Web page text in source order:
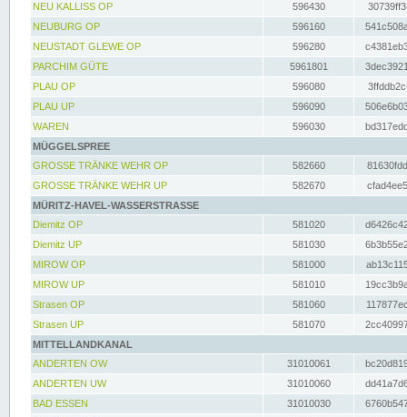
NEU KALLISS OP
596430
NEUBURG OP
596160
NEUSTADT GLEWE OP
596280
PARCHIM GÜTE
5961801
PLAU OP
596080
PLAU UP
596090
WAREN
596030
MÜGGELSPREE
GROSSE TRÄNKE WEHR OP
582660
GROSSE TRÄNKE WEHR UP
582670
MÜRITZ-HAVEL-WASSERSTRASSE
Diemitz OP
581020
Diemitz UP
581030
MIROW OP
581000
MIROW UP
581010
Strasen OP
581060
Strasen UP
581070
MITTELLANDKANAL
ANDERTEN OW
31010061
ANDERTEN UW
31010060
BAD ESSEN
31010030